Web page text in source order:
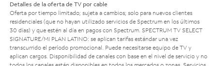
Detalles de la oferta de TV por cable
Oferta por tiempo limitado; sujeta a cambios; solo para nuevos clientes
residenciales (que no hayan utilizado servicios de Spectrum en los últimos
30 días) y que estén al día en pagos con Spectrum. SPECTRUM TV SELECT
SIGNATURE/MI PLAN LATINO: se aplican tarifas estándar una vez
transcurrido el período promocional. Puede necesitarse equipo de TV y
aplican cargos. Disponibilidad de canales con base en el nivel de servicio y no